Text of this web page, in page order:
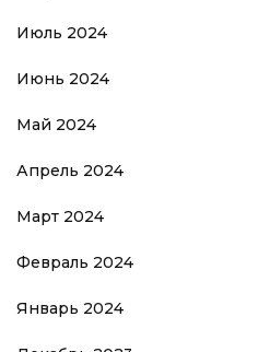
Июль 2024
Июнь 2024
Май 2024
Апрель 2024
Март 2024
Февраль 2024
Январь 2024